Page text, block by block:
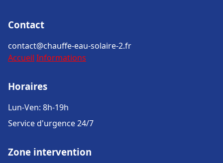
Contact
contact@chauffe-eau-solaire-2.fr
Accueil Informations
Horaires
Lun-Ven: 8h-19h
Service d'urgence 24/7
Zone intervention